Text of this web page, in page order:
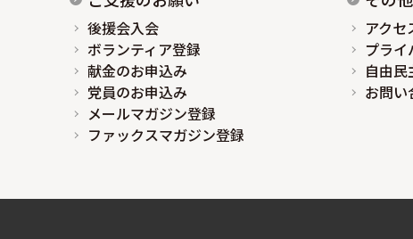
後援会入会
ボランティア登録
献金のお申込み
党員のお申込み
メールマガジン登録
ファックスマガジン登録
アクセ
プラ
自由民
お問い